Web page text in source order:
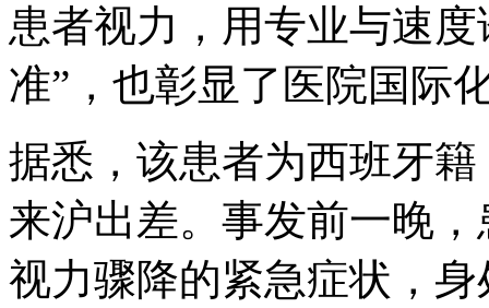
患者视力，用专业与速
准”，也彰显了医院国际
据悉，该患者为西班牙
来沪出差。事发前一晚
视力骤降的紧急症状，